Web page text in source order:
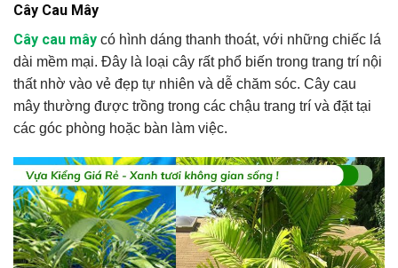
Cây Cau Mây
Cây cau mây có hình dáng thanh thoát, với những chiếc lá
dài mềm mại. Đây là loại cây rất phổ biến trong trang trí nội
thất nhờ vào vẻ đẹp tự nhiên và dễ chăm sóc. Cây cau
mây thường được trồng trong các chậu trang trí và đặt tại
các góc phòng hoặc bàn làm việc.